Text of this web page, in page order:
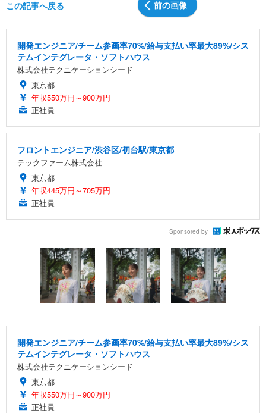
前の画像
この記事へ戻る
開発エンジニア/チーム参画率70%/給与支払い率最大89%/シス
テムインテグレータ・ソフトハウス
株式会社テクニケーションシード
東京都
年収550万円～900万円
正社員
フロントエンジニア/渋谷区/初台駅/東京都
テックファーム株式会社
東京都
年収445万円～705万円
正社員
Sponsored by
開発エンジニア/チーム参画率70%/給与支払い率最大89%/シス
テムインテグレータ・ソフトハウス
株式会社テクニケーションシード
東京都
年収550万円～900万円
正社員